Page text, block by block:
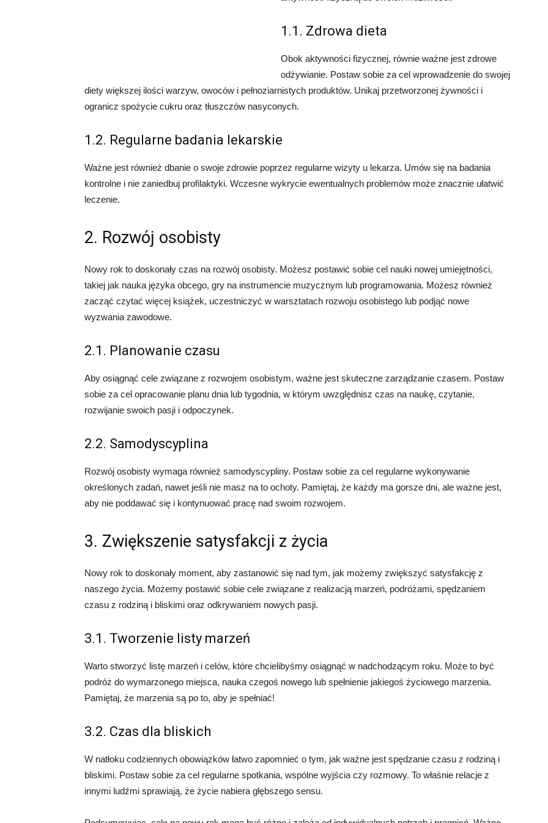
1.1. Zdrowa dieta
Obok aktywności fizycznej, równie ważne jest zdrowe
odżywianie. Postaw sobie za cel wprowadzenie do swojej
diety większej ilości warzyw, owoców i pełnoziarnistych produktów. Unikaj przetworzonej żywności i
ogranicz spożycie cukru oraz tłuszczów nasyconych.
1.2. Regularne badania lekarskie
Ważne jest również dbanie o swoje zdrowie poprzez regularne wizyty u lekarza. Umów się na badania
kontrolne i nie zaniedbuj profilaktyki. Wczesne wykrycie ewentualnych problemów może znacznie ułatwić
leczenie.
2. Rozwój osobisty
Nowy rok to doskonały czas na rozwój osobisty. Możesz postawić sobie cel nauki nowej umiejętności,
takiej jak nauka języka obcego, gry na instrumencie muzycznym lub programowania. Możesz również
zacząć czytać więcej książek, uczestniczyć w warsztatach rozwoju osobistego lub podjąć nowe
wyzwania zawodowe.
2.1. Planowanie czasu
Aby osiągnąć cele związane z rozwojem osobistym, ważne jest skuteczne zarządzanie czasem. Postaw
sobie za cel opracowanie planu dnia lub tygodnia, w którym uwzględnisz czas na naukę, czytanie,
rozwijanie swoich pasji i odpoczynek.
2.2. Samodyscyplina
Rozwój osobisty wymaga również samodyscypliny. Postaw sobie za cel regularne wykonywanie
określonych zadań, nawet jeśli nie masz na to ochoty. Pamiętaj, że każdy ma gorsze dni, ale ważne jest,
aby nie poddawać się i kontynuować pracę nad swoim rozwojem.
3. Zwiększenie satysfakcji z życia
Nowy rok to doskonały moment, aby zastanowić się nad tym, jak możemy zwiększyć satysfakcję z
naszego życia. Możemy postawić sobie cele związane z realizacją marzeń, podróżami, spędzaniem
czasu z rodziną i bliskimi oraz odkrywaniem nowych pasji.
3.1. Tworzenie listy marzeń
Warto stworzyć listę marzeń i celów, które chcielibyśmy osiągnąć w nadchodzącym roku. Może to być
podróż do wymarzonego miejsca, nauka czegoś nowego lub spełnienie jakiegoś życiowego marzenia.
Pamiętaj, że marzenia są po to, aby je spełniać!
3.2. Czas dla bliskich
W natłoku codziennych obowiązków łatwo zapomnieć o tym, jak ważne jest spędzanie czasu z rodziną i
bliskimi. Postaw sobie za cel regularne spotkania, wspólne wyjścia czy rozmowy. To właśnie relacje z
innymi ludźmi sprawiają, że życie nabiera głębszego sensu.